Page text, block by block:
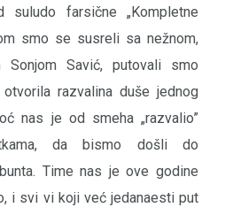
farsične „Kompletne
smo se susreli sa nežnom,
Sonjom Savić, putovali smo
razvalina duše jednog
nas je od smeha „razvalio”
da bismo došli do
Time nas je ove godine
i svi vi koji već jedanaesti put